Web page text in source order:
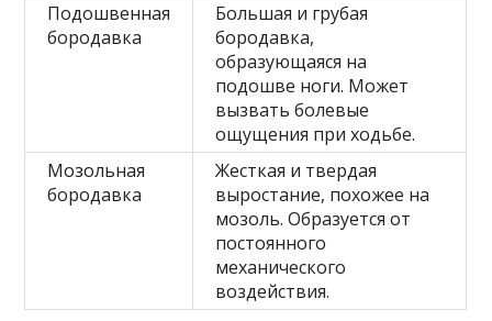
Подошвенная
бородавка
Большая и грубая
бородавка,
образующаяся на
подошве ноги. Может
вызвать болевые
ощущения при ходьбе.
Мозольная
бородавка
Жесткая и твердая
выростание, похожее на
мозоль. Образуется от
постоянного
механического
воздействия.